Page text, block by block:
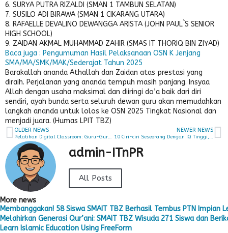
6. SURYA PUTRA RIZALDI (SMAN 1 TAMBUN SELATAN)
7. SUSILO ADI BIRAWA (SMAN 1 CIKARANG UTARA)
8. RAFAELLE DEVALINO DEWANGGA ARISTA (JOHN PAUL`S SENIOR
HIGH SCHOOL)
9. ZAIDAN AKMAL MUHAMMAD ZAHIR (SMAS IT THORIQ BIN ZIYAD)
Baca juga : Pengumuman Hasil Pelaksanaan OSN K Jenjang
SMA/MA/SMK/MAK/Sederajat Tahun 2025
Barakallah ananda Athallah dan Zaidan atas prestasi yang
diraih. Perjalanan yang ananda tempuh masih panjang. Insyaa
Allah dengan usaha maksimal dan diiringi do’a baik dari diri
sendiri, ayah bunda serta seluruh dewan guru akan memudahkan
langkah ananda untuk lolos ke OSN 2025 Tingkat Nasional dan
menjadi juara. (Humas LPIT TBZ)
OLDER NEWS
Pelatihan Digital Classroom: Guru-Guru Antusias Belajar Editing Video Bareng Apple Professional Learning Specialist dari iBox
NEWER NEWS
10 Ciri-ciri Seseorang Dengan IQ Tinggi, Sahabat Thariq Punya ?
admin-ITnPR
All Posts
More news
Membanggakan! 58 Siswa SMAIT TBZ Berhasil Tembus PTN Impian
Melahirkan Generasi Qur’ani: SMAIT TBZ Wisuda 271 Siswa dan
Learn Islamic Education Using FreeForm